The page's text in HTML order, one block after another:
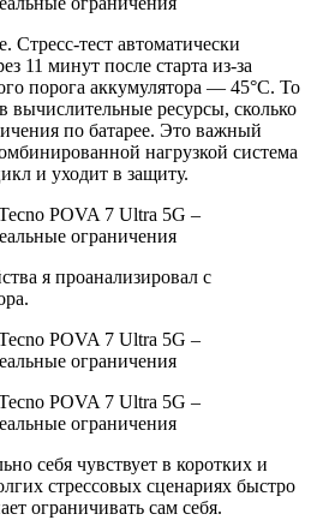
Стресс-тест автоматически
11 минут после старта из-за
порога аккумулятора — 45°C. То
вычислительные ресурсы, сколько
по батарее. Это важный
нагрузкой система
и уходит в защиту.
я проанализировал с
себя чувствует в коротких и
стрессовых сценариях быстро
ограничивать сам себя.